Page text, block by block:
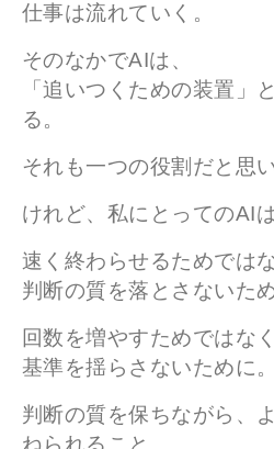
仕事は流れていく。
そのなかでAIは、
「追いつくための装置」
る。
それも一つの役割だと思
けれど、私にとってのAI
速く終わらせるためではな
判断の質を落とさないため
回数を増やすためではなく
基準を揺らさないために。
判断の質を保ちながら、
ねられること。